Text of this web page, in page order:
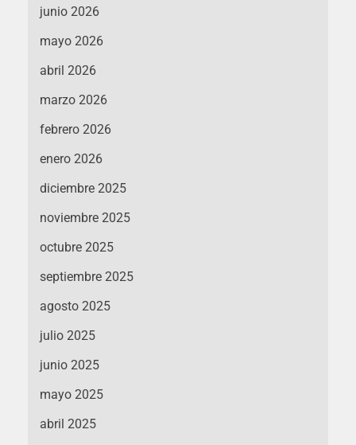
junio 2026
mayo 2026
abril 2026
marzo 2026
febrero 2026
enero 2026
diciembre 2025
noviembre 2025
octubre 2025
septiembre 2025
agosto 2025
julio 2025
junio 2025
mayo 2025
abril 2025